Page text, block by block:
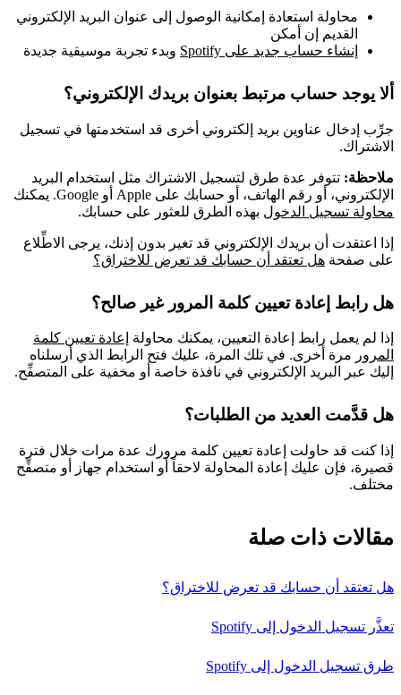
محاولة استعادة إمكانية الوصول إلى عنوان البريد الإلكتروني
القديم إن أمكن
إنشاء حساب جديد على Spotify
وبدء تجربة موسيقية جديدة
ألا يوجد حساب مرتبط بعنوان بريدك الإلكتروني؟
جرِّب إدخال عناوين بريد إلكتروني أخرى قد استخدمتها في تسجيل
الاشتراك.
ملاحظة: تتوفر عدة طرق لتسجيل الاشتراك مثل استخدام البريد
الإلكتروني، أو رقم الهاتف، أو حسابك على Apple أو Google. يمكنك
محاولة تسجيل الدخول بهذه الطرق للعثور على حسابك.
إذا اعتقدت أن بريدك الإلكتروني قد تغير بدون إذنك، يرجى الاطِّلاع
على صفحة هل تعتقد أن حسابك قد تعرض للاختراق؟
هل رابط إعادة تعيين كلمة المرور غير صالح؟
إذا لم يعمل رابط إعادة التعيين، يمكنك محاولة
إعادة تعيين كلمة
المرور مرة أخرى. في تلك المرة، عليك فتح الرابط الذي أرسلناه
إليك عبر البريد الإلكتروني في نافذة خاصة أو مخفية على المتصفِّح.
هل قدَّمت العديد من الطلبات؟
إذا كنت قد حاولت إعادة تعيين كلمة مرورك عدة مرات خلال فترة
قصيرة، فإن عليك إعادة المحاولة لاحقاً أو استخدام جهاز أو متصفِّح
مختلف.
مقالات ذات صلة
هل تعتقد أن حسابك قد تعرض للاختراق؟
تعذَّر تسجيل الدخول إلى Spotify
طرق تسجيل الدخول إلى Spotify